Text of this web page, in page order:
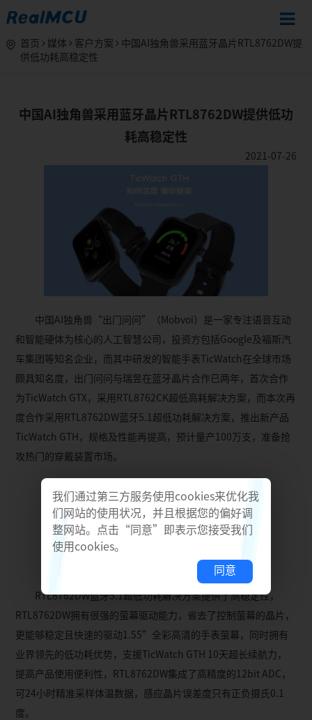
首页 媒体 客户方案
中国AI独角兽采用蓝牙晶片RTL8762DW提
供低功耗高稳定性
中国AI独角兽采用蓝牙晶片RTL8762DW提供低功
耗高稳定性
2021-07-26
中国AI独角兽“出门问问”（Mobvoi）是一家专注语音互动
和智能硬体为核心的人工智慧公司，投资方包括Google及福斯汽
车集团等知名企业，而其中研发的智能手表TicWatch在全球市场
颇具知名度，出门问问与瑞昱在蓝牙晶片合作已两年，首次合作
为TicWatch GTX，采用RTL8762CK超低高耗解决方案，而本次再
度合作采用RTL8762DW蓝牙5.1超低功耗解决方案，推出新产品
TicWatch GTH，规格及性能再提高，预计量产100万支，准备抢
攻热门的穿戴装置市场。
RTL8762DW蓝牙5.1超低功耗解决方案提供了高稳定性，
RTL8762DW拥有很强的萤幕驱动能力，省去了控制萤幕的晶片，
更能够稳定且快速的驱动1.55”全彩高清的手表萤幕，同时拥有
业界领先的低功耗优势，支援TicWatch GTH 10天超长续航力，
提高产品使用便利性，RTL8762DW集成了高精度的12bit ADC，
可24小时精准采样体温数据，感应晶片误差度只有正负摄氏0.1
度。
我们通过第三方服务使用cookies来优化我
们网站的使用状况，并且根据您的偏好调
整网站。点击“同意”即表示您接受我们
使用cookies。
同意